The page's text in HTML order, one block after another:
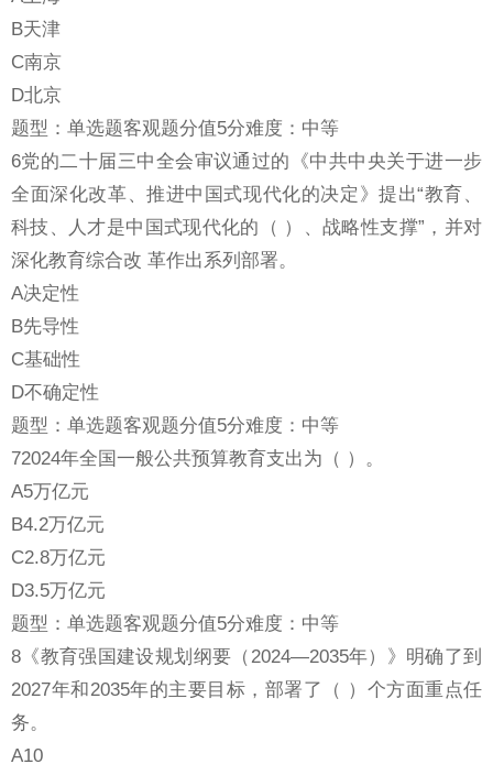
B天津
C南京
D北京
题型：单选题客观题分值5分难度：中等
6党的二十届三中全会审议通过的《中共中央关于进一步
全面深化改革、推进中国式现代化的决定》提出“教育、
科技、人才是中国式现代化的（ ）、战略性支撑”，并对
深化教育综合改 革作出系列部署。
A决定性
B先导性
C基础性
D不确定性
题型：单选题客观题分值5分难度：中等
72024年全国一般公共预算教育支出为（ ）。
A5万亿元
B4.2万亿元
C2.8万亿元
D3.5万亿元
题型：单选题客观题分值5分难度：中等
8《教育强国建设规划纲要（2024—2035年）》明确了到
2027年和2035年的主要目标，部署了（ ）个方面重点任
务。
A10